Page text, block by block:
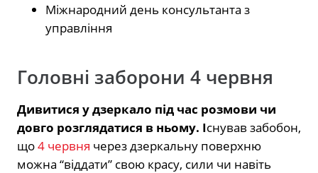
Міжнародний день консультанта з
управління
Головні заборони 4 червня
Дивитися у дзеркало під час розмови чи
довго розглядатися в ньому. Існував забобон,
що4 червня через дзеркальну поверхню
можна “віддати” свою красу, сили чи навіть